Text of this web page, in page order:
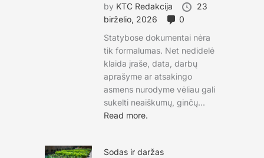
by KTC Redakcija
23
birželio, 2026
0
Statybose dokumentai nėra
tik formalumas. Net nedidelė
klaida įraše, data, darbų
aprašyme ar atsakingo
asmens nurodyme vėliau gali
sukelti neaiškumų, ginčų...
Read more.
Sodas ir daržas